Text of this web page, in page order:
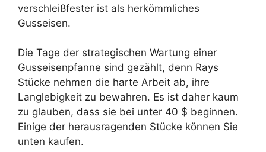
verschleißfester ist als herkömmliches
Gusseisen.
Die Tage der strategischen Wartung einer
Gusseisenpfanne sind gezählt, denn Rays
Stücke nehmen die harte Arbeit ab, ihre
Langlebigkeit zu bewahren. Es ist daher kaum
zu glauben, dass sie bei unter 40 $ beginnen.
Einige der herausragenden Stücke können Sie
unten kaufen.